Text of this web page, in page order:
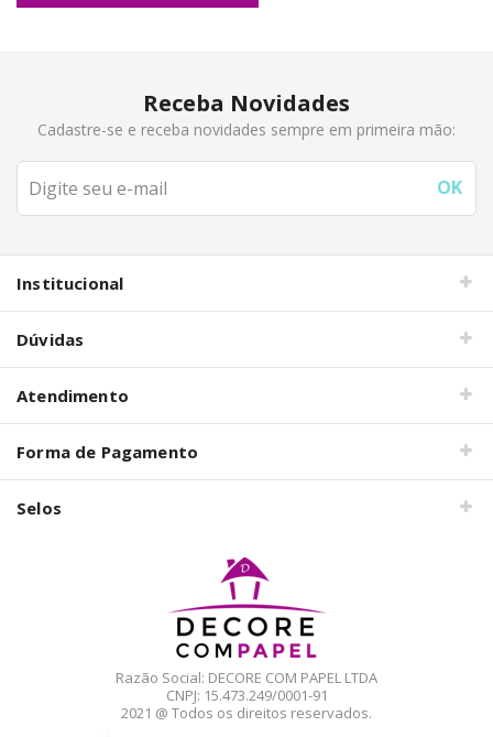
Receba Novidades
Cadastre-se e receba novidades sempre em primeira mão:
Institucional
Dúvidas
Atendimento
Forma de Pagamento
Selos
Razão Social: DECORE COM PAPEL LTDA
CNPJ: 15.473.249/0001-91
2021 @ Todos os direitos reservados.